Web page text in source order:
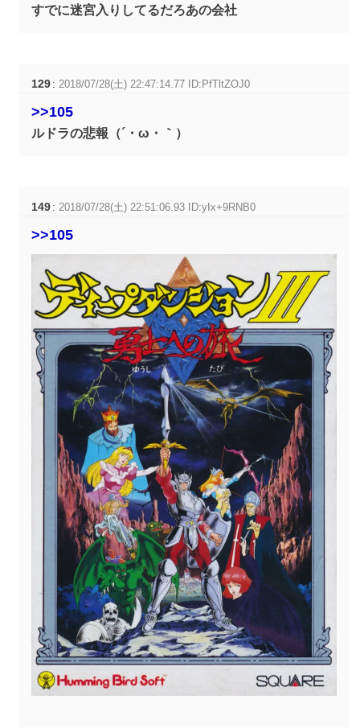
すでに迷宮入りしてるだろあの会社
129 :2018/07/28(土) 22:47:14.77 ID:PfTltZOJ0
>>105
ルドラの悲報（´・ω・｀）
149 :2018/07/28(土) 22:51:06.93 ID:yIx+9RNB0
>>105